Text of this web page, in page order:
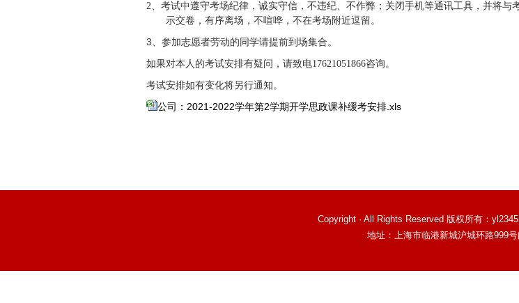
2、 考试中遵守考场纪律，诚实守信，不违纪、不作弊；关闭手机等通讯工具，并将
示交卷，有序离场，不喧哗，不在考场附近逗留。
3、参加志愿者劳动的同学请提前到场集合。
如果对本人的考试安排有疑问，请致电17621051866咨询。
考试安排如有变化将另行通知。
公司：2021-2022学年第2学期开学思政课补缓考安排.xls
Copyright · All Rights Reserved 版权所有：
地址：上海市临港新城沪城环路999号